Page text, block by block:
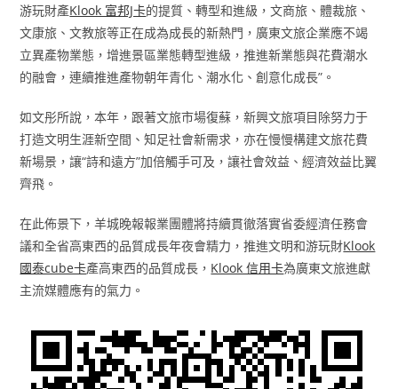
游玩財產Klook 富邦J卡的提質、轉型和進級，文商旅、體裁旅、
文康旅、文教旅等正在成為成長的新熱門，廣東文旅企業應不竭
立異產物業態，增進景區業態轉型進級，推進新業態與花費潮水
的融會，連續推進產物朝年青化、潮水化、創意化成長”。
如文彤所說，本年，跟著文旅市場復蘇，新興文旅項目除努力于
打造文明生涯新空間、知足社會新需求，亦在慢慢構建文旅花費
新場景，讓“詩和遠方”加倍觸手可及，讓社會效益、經濟效益比翼
齊飛。
在此佈景下，羊城晚報報業團體將持續貫徹落實省委經濟任務會
議和全省高東西的品質成長年夜會精力，推進文明和游玩財Klook
國泰cube卡產高東西的品質成長， Klook 信用卡為廣東文旅進獻
主流媒體應有的氣力。